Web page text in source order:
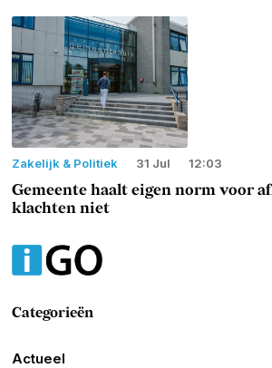
Zakelijk & Politiek 31 Jul 12:03
Gemeente haalt eigen norm voor
klachten niet
Categorieën
Actueel